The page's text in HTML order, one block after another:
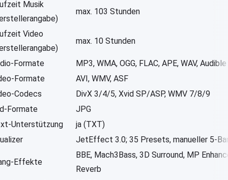
Musik
max. 103 Stunden
Video
max. 10 Stunden
Formate
MP3, WMA, OGG, FLAC, APE, WAV, Audible
Formate
AVI, WMV, ASF
Codecs
DivX 3/4/5, Xvid SP/ASP, WMV 7/8/9
Formate
JPG
Unterstützung
ja (TXT)
JetEffect 3.0; 35 Presets, manueller 5-
Effekte
BBE, Mach3Bass, 3D Surround, MP
Reverb